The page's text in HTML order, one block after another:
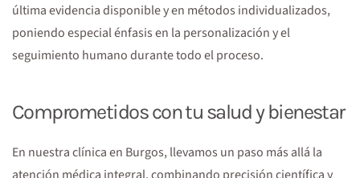
última evidencia disponible y en métodos individualizados,
poniendo especial énfasis en la personalización y el
seguimiento humano durante todo el proceso.
Comprometidos con tu salud y bienestar
En nuestra clínica en Burgos, llevamos un paso más allá la